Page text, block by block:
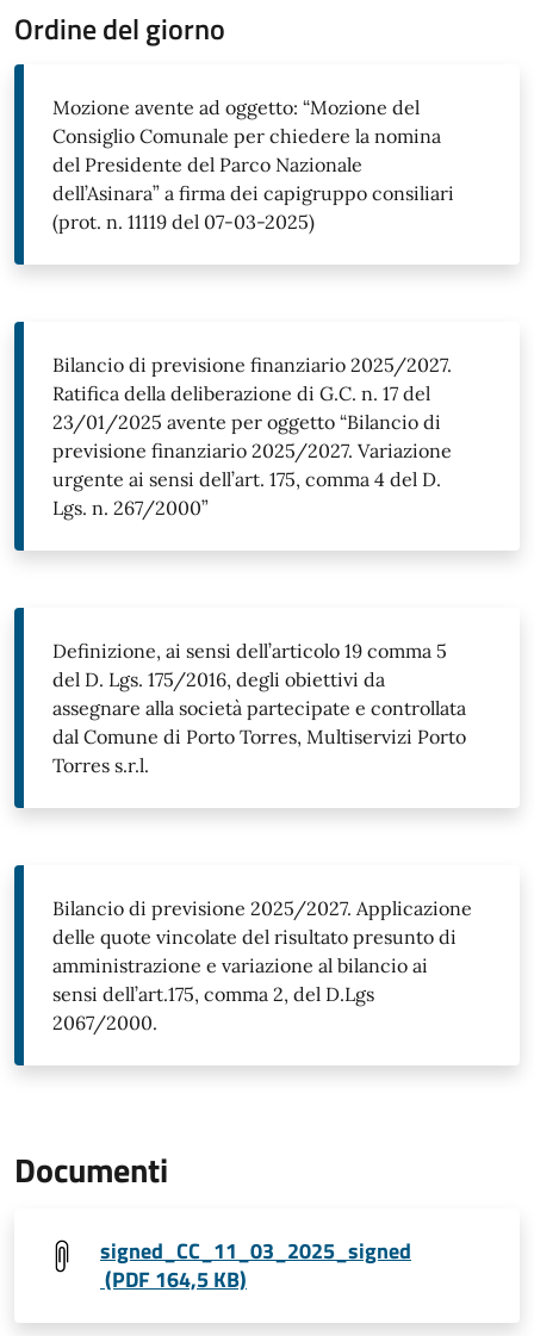
Ordine del giorno
Mozione avente ad oggetto: “Mozione del
Consiglio Comunale per chiedere la nomina
del Presidente del Parco Nazionale
dell’Asinara” a firma dei capigruppo consiliari
(prot. n. 11119 del 07-03-2025)
Bilancio di previsione finanziario 2025/2027.
Ratifica della deliberazione di G.C. n. 17 del
23/01/2025 avente per oggetto “Bilancio di
previsione finanziario 2025/2027. Variazione
urgente ai sensi dell’art. 175, comma 4 del D.
Lgs. n. 267/2000”
Definizione, ai sensi dell’articolo 19 comma 5
del D. Lgs. 175/2016, degli obiettivi da
assegnare alla società partecipate e controllata
dal Comune di Porto Torres, Multiservizi Porto
Torres s.r.l.
Bilancio di previsione 2025/2027. Applicazione
delle quote vincolate del risultato presunto di
amministrazione e variazione al bilancio ai
sensi dell’art.175, comma 2, del D.Lgs
2067/2000.
Documenti
signed_CC_11_03_2025_signed
(PDF 164,5 KB)